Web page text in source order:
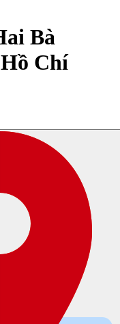
Bà
Chí